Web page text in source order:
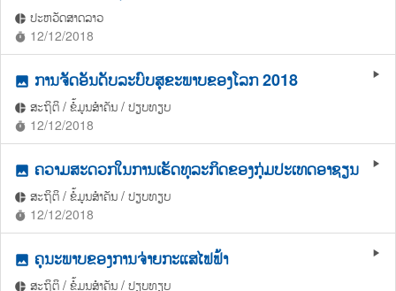
pie_chart ປະຫວັດສາດລາວ
timer 12/12/2018
play_arrow
photo ການຈັດອັນດັບລະບົບສຸຂະພາບຂອງໂລກ 2018
pie_chart ສະຖິຕິ / ຂໍ້ມູນສຳຄັນ / ປຽບທຽບ
timer 12/12/2018
play_arrow
photo ຄວາມສະດວກໃນການເຮັດທຸລະກິດຂອງກຸ່ມປະເທດອາຊຽນ
pie_chart ສະຖິຕິ / ຂໍ້ມູນສຳຄັນ / ປຽບທຽບ
timer 12/12/2018
play_arrow
photo ຄຸນະພາບຂອງການຈ່າຍກະແສໄຟຟ້າ
pie_chart ສະຖິຕິ / ຂໍ້ມູນສຳຄັນ / ປຽບທຽບ